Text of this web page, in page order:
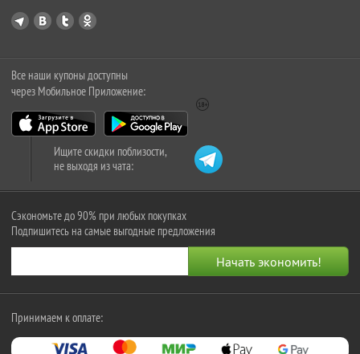
Все наши купоны доступны
через Мобильное Приложение:
Ищите скидки поблизости,
не выходя из чата:
Сэкономьте до 90% при любых покупках
Подпишитесь на самые выгодные предложения
Принимаем к оплате: